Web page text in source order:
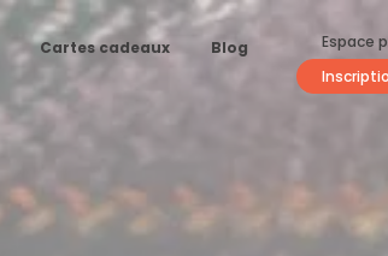
Cartes cadeaux
Blog
Espace